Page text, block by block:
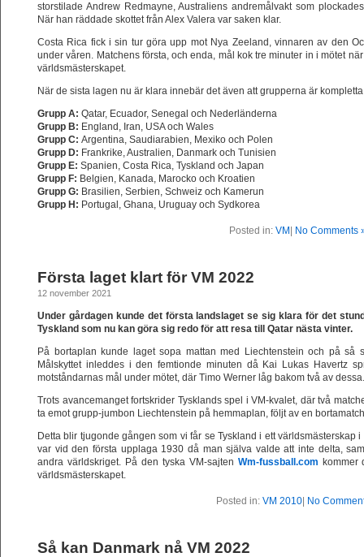
storstilade Andrew Redmayne, Australiens andremålvakt som
När han räddade skottet från Alex Valera var saken klar.
Costa Rica fick i sin tur göra upp mot Nya Zeeland, vinnaren av den
under våren. Matchens första, och enda, mål kok tre minuter in i mötet
världsmästerskapet.
När de sista lagen nu är klara innebär det även att grupperna är
Grupp A: Qatar, Ecuador, Senegal och Nederländerna
Grupp B: England, Iran, USA och Wales
Grupp C: Argentina, Saudiarabien, Mexiko och Polen
Grupp D: Frankrike, Australien, Danmark och Tunisien
Grupp E: Spanien, Costa Rica, Tyskland och Japan
Grupp F: Belgien, Kanada, Marocko och Kroatien
Grupp G: Brasilien, Serbien, Schweiz och Kamerun
Grupp H: Portugal, Ghana, Uruguay och Sydkorea
Posted in: VM No Comments
Första laget klart för VM 2022
12 november 2021
Under gårdagen kunde det första landslaget se sig klara för det
Tyskland som nu kan göra sig redo för att resa till Qatar nästa vinter.
På bortaplan kunde laget sopa mattan med Liechtenstein och på så
Målskyttet inleddes i den femtionde minuten då Kai Lukas Havertz
motståndarnas mål under mötet, där Timo Werner låg bakom två av dessa.
Trots avancemanget fortskrider Tysklands spel i VM-kvalet, där två
ta emot grupp-jumbon Liechtenstein på hemmaplan, följt av en
Detta blir tjugonde gången som vi får se Tyskland i ett världsmästerskap
var vid den första upplaga 1930 då man själva valde att inte delta,
andra världskriget. På den tyska VM-sajten Wm-fussball.com kommer
världsmästerskapet.
Posted in: VM 2010 No
Så kan Danmark nå VM 2022